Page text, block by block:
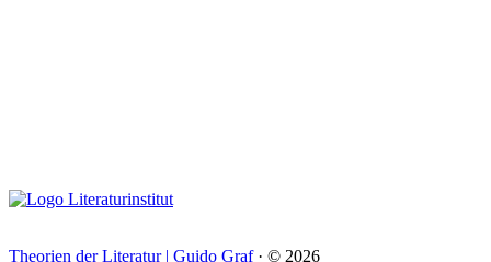
Theorien der Literatur | Guido Graf· © 2026